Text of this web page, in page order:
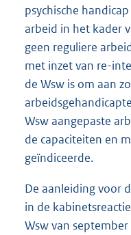
psychische
arbeid in het kader
geen reguliere
met inzet van re-
de Wsw is om aan
Wsw aangepaste
de capaciteiten en
geïndiceerde.
De aanleiding voor
in de
Wsw van